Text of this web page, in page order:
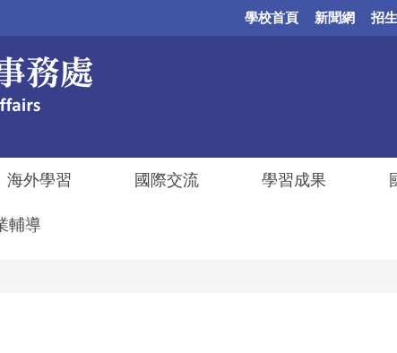
學校首頁 新聞網 招
海外學習 國際交流 學習成果
輔導